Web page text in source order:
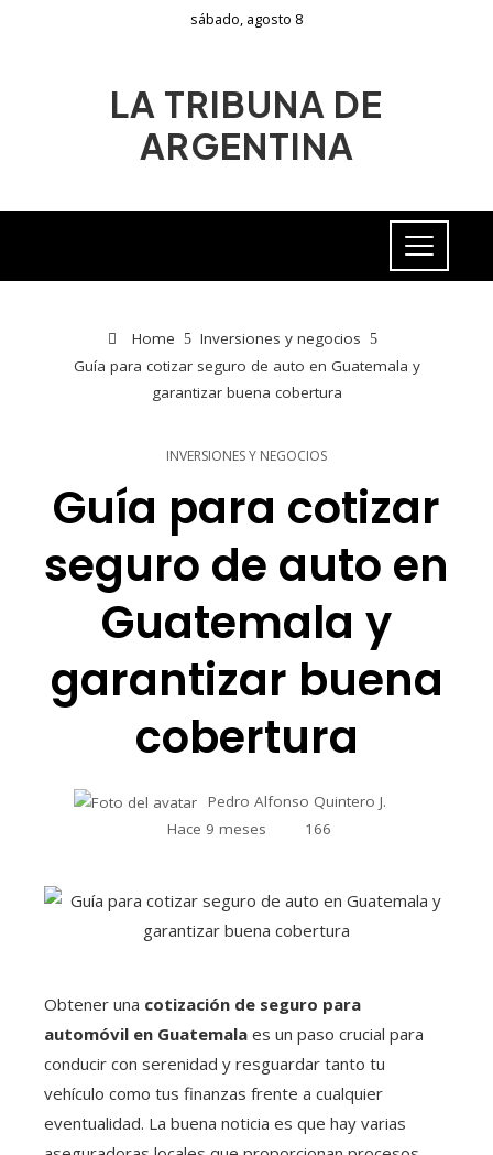
sábado, agosto 8
LA TRIBUNA DE
ARGENTINA
Home
Inversiones y negocios
Guía para cotizar seguro de auto en Guatemala y
garantizar buena cobertura
INVERSIONES Y NEGOCIOS
Guía para cotizar
seguro de auto en
Guatemala y
garantizar buena
cobertura
Pedro Alfonso Quintero J.
Hace 9 meses
166
Obtener una cotización de seguro para
automóvil en Guatemala es un paso crucial para
conducir con serenidad y resguardar tanto tu
vehículo como tus finanzas frente a cualquier
eventualidad. La buena noticia es que hay varias